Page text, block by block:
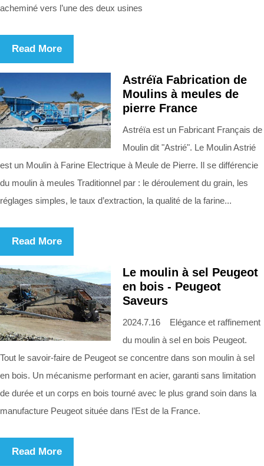
acheminé vers l’une des deux usines
Read More
Astréïa Fabrication de
Moulins à meules de
pierre France
Astréïa est un Fabricant Français de
Moulin dit "Astrié". Le Moulin Astrié
est un Moulin à Farine Electrique à Meule de Pierre. Il se différencie
du moulin à meules Traditionnel par : le déroulement du grain, les
réglages simples, le taux d’extraction, la qualité de la farine...
Read More
Le moulin à sel Peugeot
en bois - Peugeot
Saveurs
2024.7.16 Elégance et raffinement
du moulin à sel en bois Peugeot.
Tout le savoir-faire de Peugeot se concentre dans son moulin à sel
en bois. Un mécanisme performant en acier, garanti sans limitation
de durée et un corps en bois tourné avec le plus grand soin dans la
manufacture Peugeot située dans l’Est de la France.
Read More